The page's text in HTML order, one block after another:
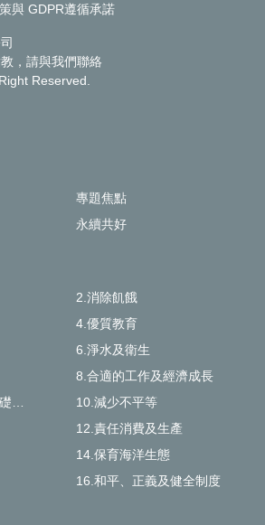
與 GDPR遵循承諾
，請與我們聯絡
Reserved.
專題焦點
永續共好
2.消除飢餓
4.優質教育
6.淨水及衛生
8.合適的工作及經濟成長
10.減少不平等
12.責任消費及生產
14.保育海洋生態
16.和平、正義及健全制度